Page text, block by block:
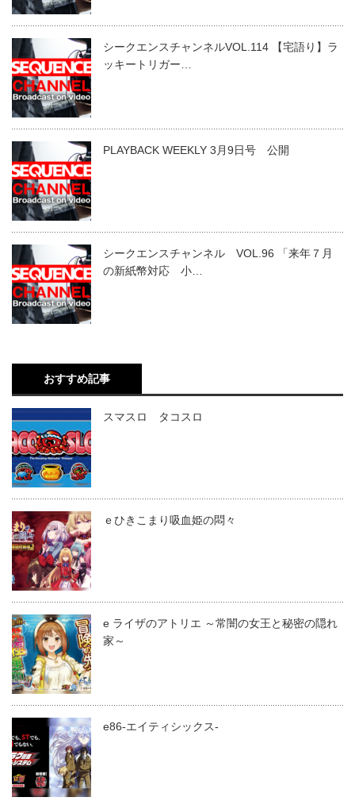
シークエンスチャンネルVOL.114 【宅語り】ラ
ッキートリガー…
PLAYBACK WEEKLY 3月9日号 公開
シークエンスチャンネル VOL.96 「来年７月
の新紙幣対応 小…
おすすめ記事
スマスロ タコスロ
ｅひきこまり吸血姫の悶々
e ライザのアトリエ ～常闇の女王と秘密の隠れ
家～
e86-エイティシックス-